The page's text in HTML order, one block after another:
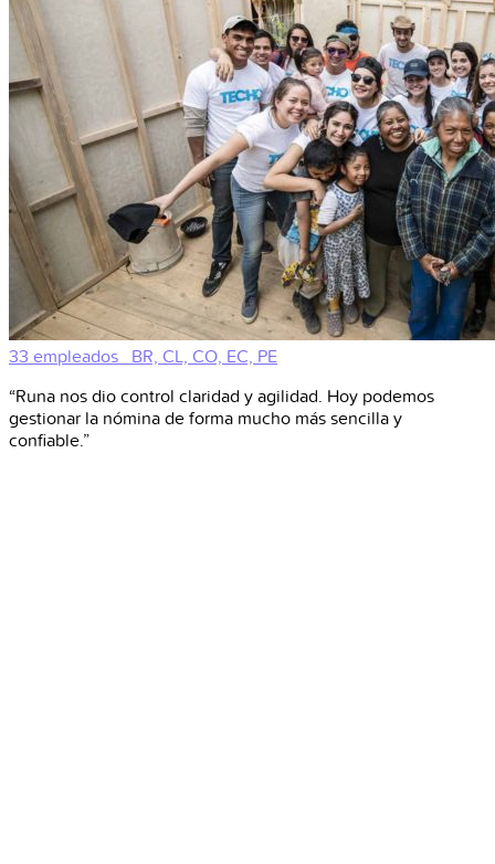
33 empleados
BR, CL, CO, EC, PE
“Runa nos dio control claridad y agilidad. Hoy podemos
gestionar la nómina de forma mucho más sencilla y
confiable.”